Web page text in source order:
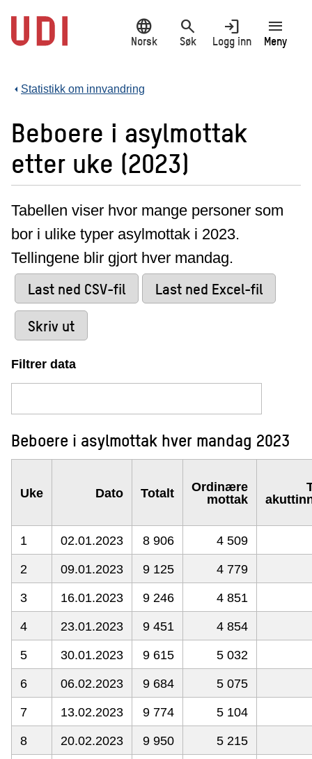
hovedinnhold
language
Norsk
search
Søk
login
Logg inn
menu
Meny
Statistikk om innvandring
Beboere i asylmottak
etter uke (2023)
Tabellen viser hvor mange personer som
bor i ulike typer asylmottak i 2023.
Tellingene blir gjort hver mandag.
Last ned CSV-fil
Last ned Excel-fil
Skriv ut
Filtrer data
Beboere i asylmottak hver mandag 2023
Uke Dato Totalt
Ordinære
mottak
1 02.01.2023 8 906 4 509
2 09.01.2023 9 125 4 779
3 16.01.2023 9 246 4 851
4 23.01.2023 9 451 4 854
5 30.01.2023 9 615 5 032
6 06.02.2023 9 684 5 075
7 13.02.2023 9 774 5 104
8 20.02.2023 9 950 5 215